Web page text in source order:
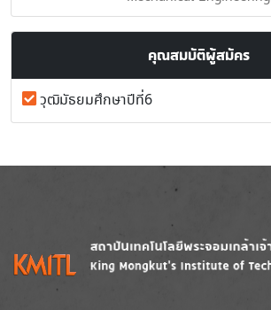
คุณสมบัติผู้สมัคร
วุฒิมัธยมศึกษาปีที่6
Image